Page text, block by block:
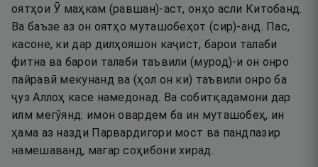
оятҳои Ӯ маҳкам (равшан)-аст, онҳо асли Китобанд.
Ва баъзе аз он оятҳо муташобеҳот (сир)-анд. Пас,
касоне, ки дар дилҳояшон каҷист, барои талаби
фитна ва барои талаби таъвили (мурод)-и он онро
пайравӣ мекунанд ва (ҳол он ки) таъвили онро ба
ҷуз Аллоҳ касе намедонад. Ва собитқадамони дар
илм мегӯянд: имон овардем ба ин муташобеҳ, ин
ҳама аз назди Парвардигори мост ва пандпазир
намешаванд, магар соҳибони хирад.